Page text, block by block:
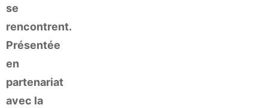
se
rencontrent.
Présentée
en
partenariat
avec la